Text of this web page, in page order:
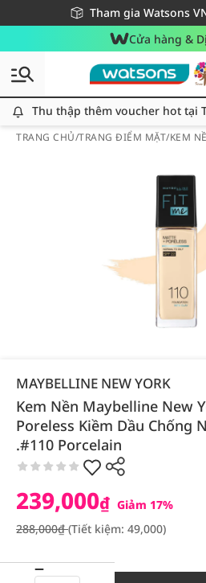
Tham gia Watsons
Miễn phí giao hàng cho
Giao hàng nhanh 24h - Áp
Cửa hàng &
Thu thập thêm voucher hot tại
TRANG CHỦ/TRANG ĐIỂM MẶT/KEM
MAYBELLINE NEW YORK
Kem Nền Maybelline New
Poreless Kiềm Dầu Chống
.#110 Porcelain
239,000₫ Giảm 17%
288,000₫(Tiết kiệm: 49,000)